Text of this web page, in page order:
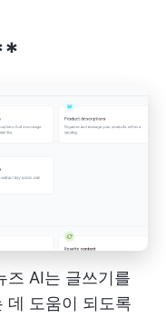
즈 AI는 글쓰기를
데 도움이 되도록